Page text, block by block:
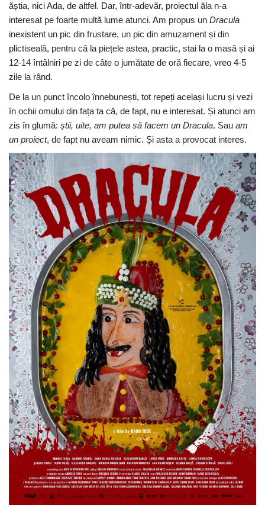
ăștia, nici Ada, de altfel. Dar, într-adevăr, proiectul ăla n-a
interesat pe foarte multă lume atunci. Am propus un Dracula
inexistent un pic din frustare, un pic din amuzament și din
plictiseală, pentru că la piețele astea, practic, stai la o masă și ai
12-14 întâlniri pe zi de câte o jumătate de oră fiecare, vreo 4-5
zile la rând.
De la un punct încolo înnebunești, tot repeți același lucru și vezi
în ochii omului din fața ta că, de fapt, nu e interesat. Și atunci am
zis în glumă: știi, uite, am putea să facem un Dracula. Sau am
un proiect, de fapt nu aveam nimic. Și asta a provocat interes.